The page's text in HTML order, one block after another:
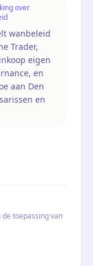
over
wanbeleid
Trader,
eigen
en
aan Den
en
toepassing van